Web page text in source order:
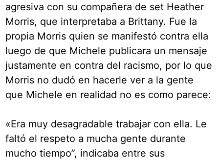
agresiva con su compañera de set Heather
Morris, que interpretaba a Brittany. Fue la
propia Morris quien se manifestó contra ella
luego de que Michele publicara un mensaje
justamente en contra del racismo, por lo que
Morris no dudó en hacerle ver a la gente
que Michele en realidad no es como parece:
«Era muy desagradable trabajar con ella. Le
faltó el respeto a mucha gente durante
mucho tiempo”, indicaba entre sus